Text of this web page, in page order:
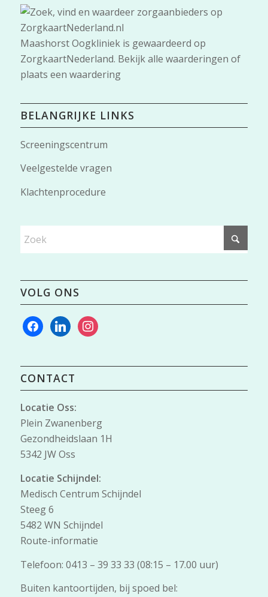
Maashorst Oogkliniekis gewaardeerd op
ZorgkaartNederland. Bekijk alle waarderingen of
plaats een waardering
BELANGRIJKE LINKS
Screeningscentrum
Veelgestelde vragen
Klachtenprocedure
VOLG ONS
facebooklinkedininstagram
CONTACT
Locatie Oss:
Plein Zwanenberg
Gezondheidslaan 1H
5342 JW Oss
Locatie Schijndel:
Medisch Centrum Schijndel
Steeg 6
5482 WN Schijndel
Route-informatie
Telefoon: 0413 – 39 33 33 (08:15 – 17.00 uur)
Buiten kantoortijden, bij spoed bel: